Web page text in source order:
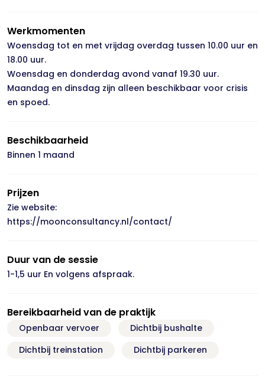
Werkmomenten
Woensdag tot en met vrijdag overdag tussen 10.00 uur en
18.00 uur.
Woensdag en donderdag avond vanaf 19.30 uur.
Maandag en dinsdag zijn alleen beschikbaar voor crisis
en spoed.
Beschikbaarheid
Binnen 1 maand
Prijzen
Zie website:
https://moonconsultancy.nl/contact/
Duur van de sessie
1-1,5 uur En volgens afspraak.
Bereikbaarheid van de praktijk
Openbaar vervoer
Dichtbij bushalte
Dichtbij treinstation
Dichtbij parkeren